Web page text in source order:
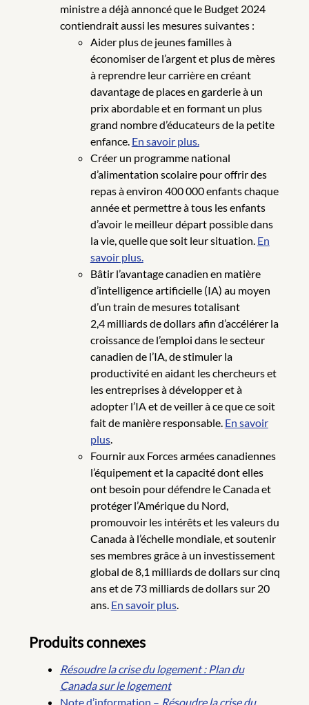
ministre a déjà annoncé que le Budget 2024
contiendrait aussi les mesures suivantes :
Aider plus de jeunes familles à
économiser de l’argent et plus de mères
à reprendre leur carrière en créant
davantage de places en garderie à un
prix abordable et en formant un plus
grand nombre d’éducateurs de la petite
enfance. En savoir plus.
Créer un programme national
d’alimentation scolaire pour offrir des
repas à environ 400 000 enfants chaque
année et permettre à tous les enfants
d’avoir le meilleur départ possible dans
la vie, quelle que soit leur situation. En
savoir plus.
Bâtir l’avantage canadien en matière
d’intelligence artificielle (IA) au moyen
d’un train de mesures totalisant
2,4 milliards de dollars afin d’accélérer la
croissance de l’emploi dans le secteur
canadien de l’IA, de stimuler la
productivité en aidant les chercheurs et
les entreprises à développer et à
adopter l’IA et de veiller à ce que ce soit
fait de manière responsable. En savoir
plus.
Fournir aux Forces armées canadiennes
l’équipement et la capacité dont elles
ont besoin pour défendre le Canada et
protéger l’Amérique du Nord,
promouvoir les intérêts et les valeurs du
Canada à l’échelle mondiale, et soutenir
ses membres grâce à un investissement
global de 8,1 milliards de dollars sur cinq
ans et de 73 milliards de dollars sur 20
ans. En savoir plus.
Produits connexes
Résoudre la crise du logement : Plan du
Canada sur le logement
Note d’information – Résoudre la crise du